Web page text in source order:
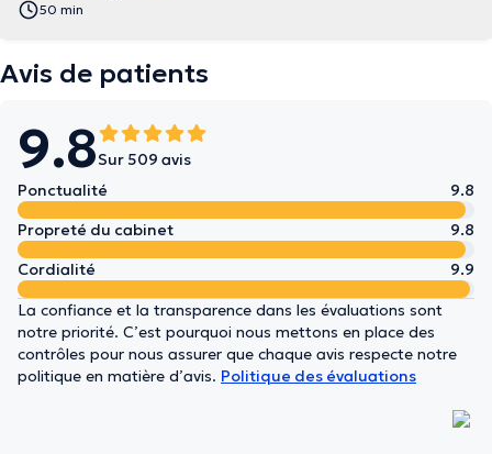
50 min
Avis de patients
9.8Sur 509 avis
Ponctualité
9.8
Propreté du cabinet
9.8
Cordialité
9.9
La confiance et la transparence dans les évaluations sont
notre priorité. C’est pourquoi nous mettons en place des
contrôles pour nous assurer que chaque avis respecte notre
politique en matière d’avis. Politique des évaluations